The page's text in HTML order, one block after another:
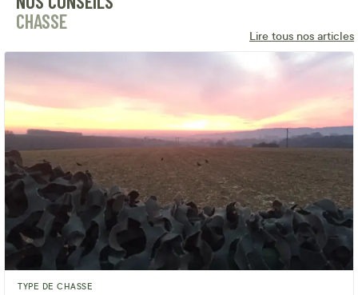
CHASSE
Lire tous nos articles
TYPE DE CHASSE